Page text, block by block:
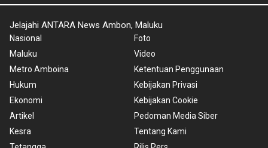
Jelajahi ANTARA News Ambon, Maluku
Nasional
Maluku
Metro Amboina
Hukum
Ekonomi
Artikel
Kesra
Foto
Video
Ketentuan Penggunaan
Kebijakan Privasi
Kebijakan Cookie
Pedoman Media Siber
Tentang Kami